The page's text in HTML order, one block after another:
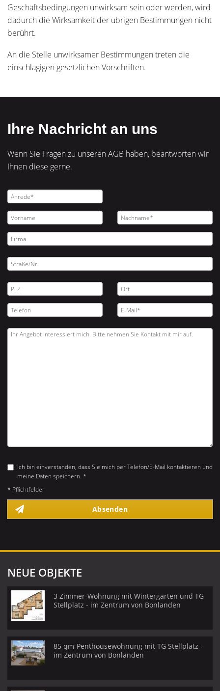
Geschäftsbedingungen unwirksam sein oder werden, wird
dadurch die Wirksamkeit der übrigen Bestimmungen nicht
berührt.
An die Stelle unwirksamer Bestimmungen treten die
einschlägigen gesetzlichen Vorschriften.
Ihre Nachricht an uns
Wenn Sie Fragen zu unseren AGB haben, beantworten wir
Ihnen diese gerne.
Ich bin einverstanden, dass Sie mich per Telefon/E-Mail kontaktieren und
meine Daten speichern. *
* Pflichtfelder
Absenden
NEUE OBJEKTE
3 Zimmer-Wohnung mit Wintergarten und TG
Stellplatz - im Zentrum von Bonlanden
85 qm-Penthousewohnung mit TG Stellplatz -
im Zentrum von Bonlanden